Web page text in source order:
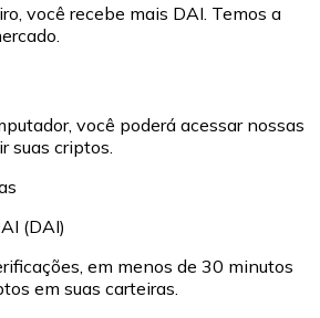
você recebe mais DAI. Temos a
você poderá acessar nossas
suas criptos.
(DAI)
em menos de 30 minutos
em suas carteiras.